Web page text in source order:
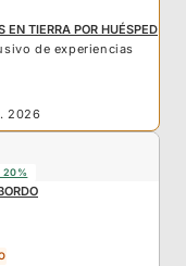
EN TIERRA POR HUÉSPED
de experiencias
2026
20%